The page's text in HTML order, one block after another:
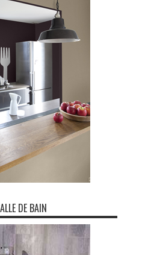
DE BAIN